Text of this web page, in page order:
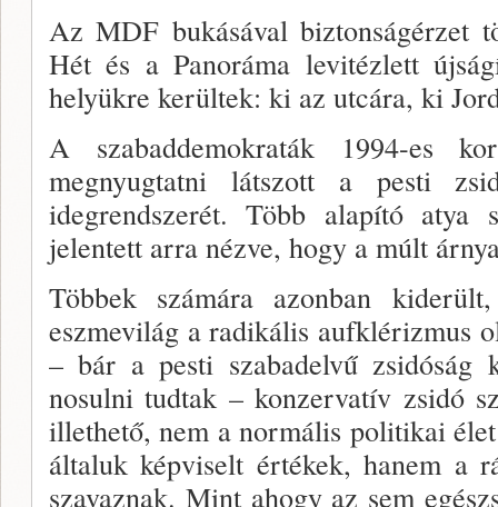
Az MDF bukásával biztonságérzet
Hét és a Pano­ráma levitézlett
helyükre kerültek: ki az utcára, ki
A szabaddemokraták 1994-es
megnyugtatni látszott a pesti
idegrendszerét. Több alapító atya
jelentett arra nézve, hogy a múlt
Többek számára azonban
eszmevilág a radikális aufklérizmus
– bár a pesti szabadel­vű
nosulni tudtak – konzervatív zsidó
illethető, nem a normális politikai
általuk képviselt érté­kek, hanem a
szavaznak. Mint ahogy az sem